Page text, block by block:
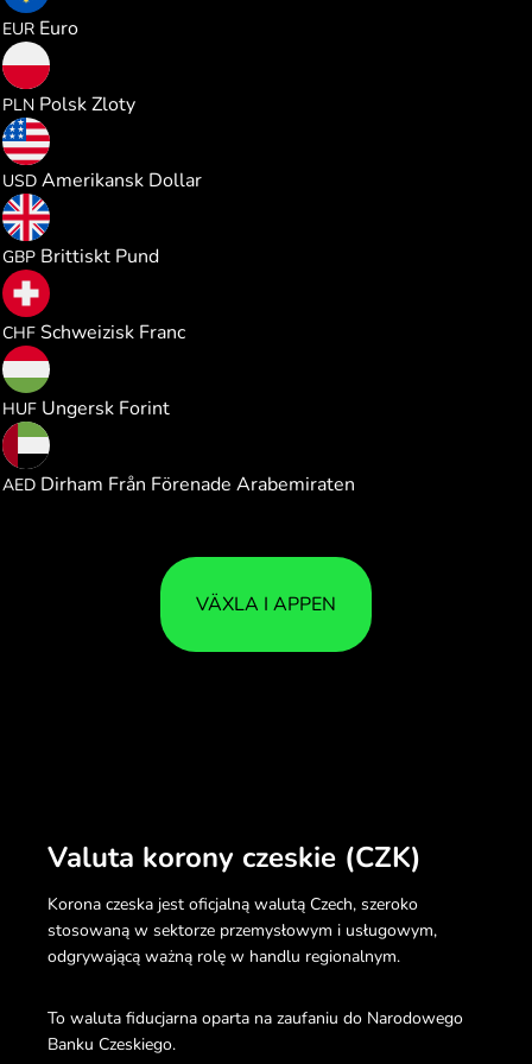
EUR Euro
PLN Polsk Zloty
USD Amerikansk Dollar
GBP Brittiskt Pund
CHF Schweizisk Franc
HUF Ungersk Forint
AED Dirham Från Förenade Arabemiraten
VÄXLA I APPEN
Valuta korony czeskie (CZK)
Korona czeska jest oficjalną walutą Czech, szeroko
stosowaną w sektorze przemysłowym i usługowym,
odgrywającą ważną rolę w handlu regionalnym.
To waluta fiducjarna oparta na zaufaniu do Narodowego
Banku Czeskiego.